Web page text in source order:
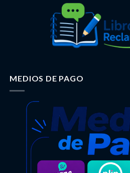
MEDIOS DE PAGO